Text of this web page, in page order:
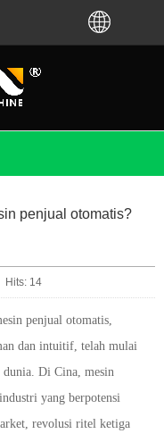
penjual otomatis?
Hits: 14
penjual otomatis,
dan intuitif, telah mulai
dunia. Di Cina, mesin
yang berpotensi
revolusi ritel ketiga